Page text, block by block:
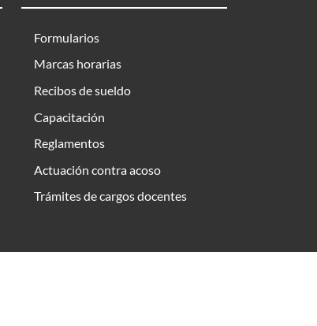
Formularios
Marcas horarias
Recibos de sueldo
Capacitación
Reglamentos
Actuación contra acoso
Trámites de cargos docentes